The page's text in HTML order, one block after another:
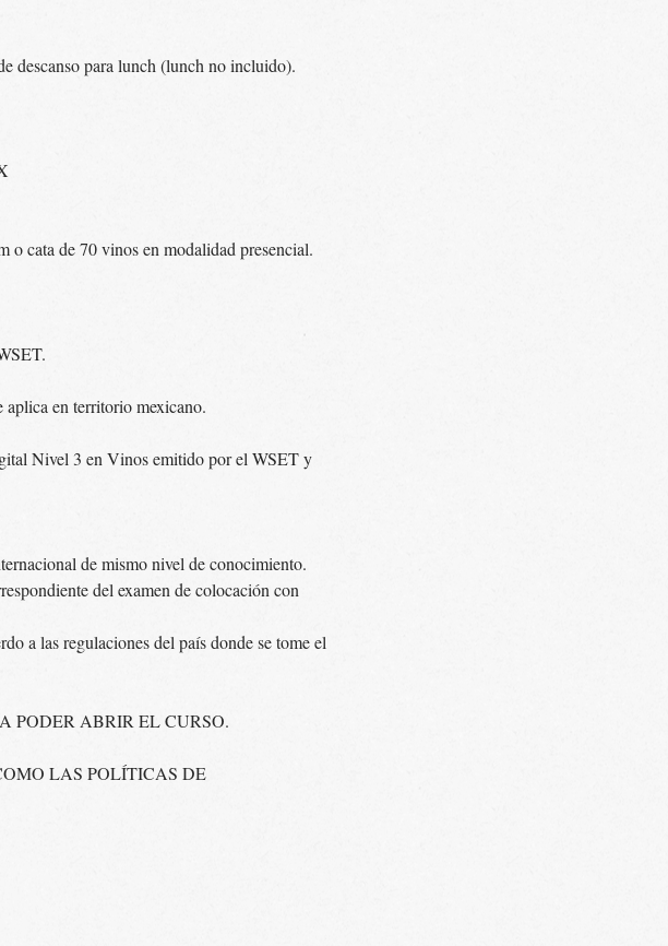
descanso para lunch (lunch no incluido).
o cata de 70 vinos en modalidad presencial.
en territorio mexicano.
Nivel 3 en Vinos emitido por el WSET y
de mismo nivel de conocimiento.
del examen de colocación con
a las regulaciones del país donde se tome el
PODER ABRIR EL CURSO.
LAS POLÍTICAS DE